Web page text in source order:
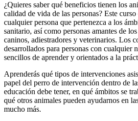
¿Quieres saber qué beneficios tienen los
calidad de vida de las personas? Este curso
cualquier persona que pertenezca a los
sanitario, así como personas amantes de
caninos, adiestradores y veterinarios. Los
desarrollados para personas con cualquier
sencillos de aprender y orientados a la
Aprenderás qué tipos de intervenciones
papel del perro de intervención dentro de
educación debe tener, en qué ámbitos se
qué otros animales pueden ayudarnos en
mucho más.